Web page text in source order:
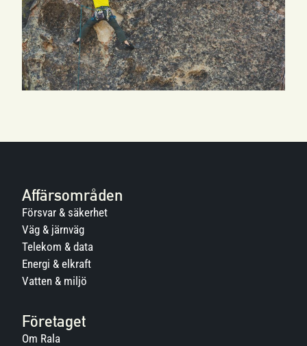
Affärsområden
Försvar & säkerhet
Väg & järnväg
Telekom & data
Energi & elkraft
Vatten & miljö
Företaget
Om Rala